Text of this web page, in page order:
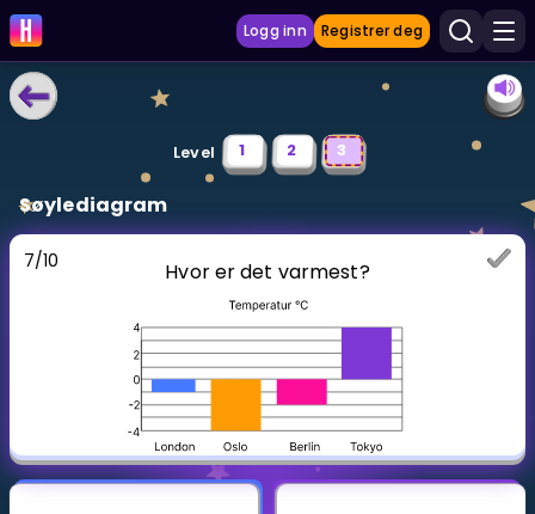
Logg inn Registrer deg
LÆRINGSVERKTØY
Læreplan
Gangetabellen
Junior Matte
Level 1 2 3
Søylediagram
7/10 Hvor er det varmest?